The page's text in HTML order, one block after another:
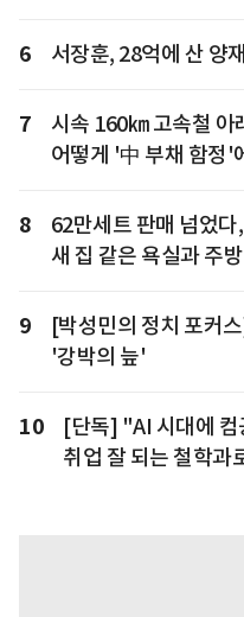
6 서장훈, 28억에 산 양
7
시속 160㎞ 고속철
어떻게 '中 부채 함정'
8
62만세트 판매 넘었
새 집 같은 욕실과 주방
9
[박성민의 정치 포커
'강박의 늪'
10
[단독] "AI 시대에
취업 잘 되는 철학과